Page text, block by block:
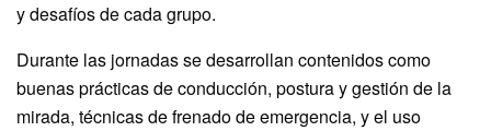
y desafíos de cada grupo.
Durante las jornadas se desarrollan contenidos como
buenas prácticas de conducción, postura y gestión de la
mirada, técnicas de frenado de emergencia, y el uso